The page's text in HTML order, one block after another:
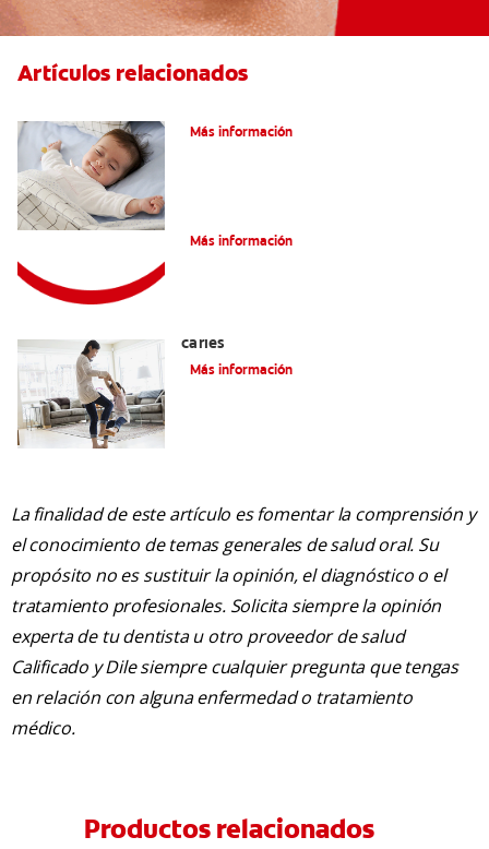
Artículos relacionados
Más información
Más información
caries
Más información
La finalidad de este artículo es fomentar la comprensión y
el conocimiento de temas generales de salud oral. Su
propósito no es sustituir la opinión, el diagnóstico o el
tratamiento profesionales. Solicita siempre la opinión
experta de tu dentista u otro proveedor de salud
Calificado y Dile siempre cualquier pregunta que tengas
en relación con alguna enfermedad o tratamiento
médico.
Productos relacionados